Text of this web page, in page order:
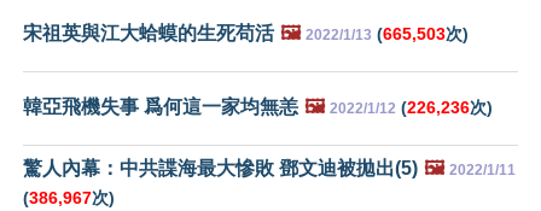
宋祖英與江大蛤蟆的生死苟活 🖼️ 2022/1/13 (665,503次)
韓亞飛機失事 爲何這一家均無恙 🖼️ 2022/1/12 (226,236次)
驚人內幕：中共諜海最大慘敗 鄧文迪被拋出(5) 🖼️ 2022/1/11
(386,967次)